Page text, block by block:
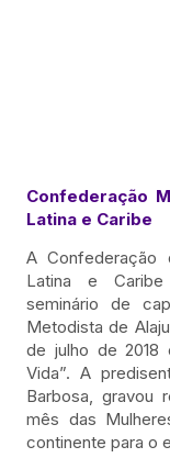
Confederação
Latina e Caribe
A Confederação
Latina e
seminário de
Metodista de
de julho de 2018
Vida”. A
Barbosa, gravou
mês das
continente para o